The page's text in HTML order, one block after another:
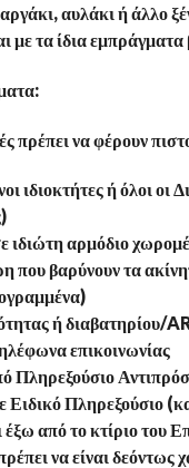
αυλάκι ή άλλο
με τα ίδια
πρέπει να φέρουν
ιδιοκτήτες ή όλοι οι
ιδιώτη αρμόδιο
που βαρύνουν τα
ή διαβατηρίου/
επικοινωνίας
Πληρεξούσιο
Πληρεξούσιο
έξω από το κτίριο
να είναι